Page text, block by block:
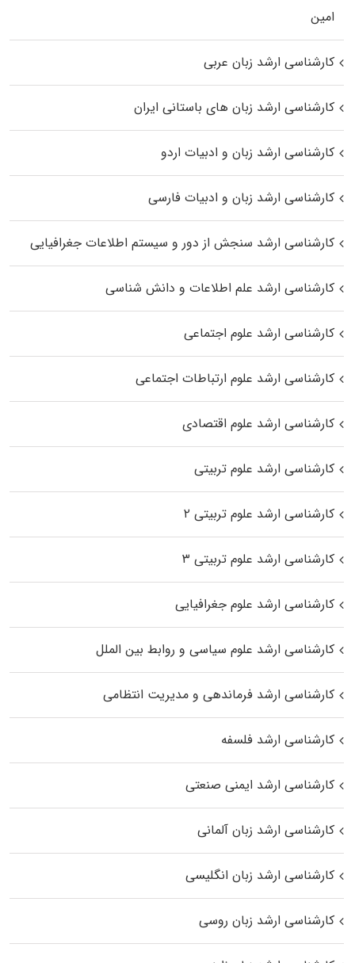
اﻣﻴﻦ
کارشناسی ارشد زبان عربی
کارشناسی ارشد زبان‌ های باستانی ایران
کارشناسی ارشد زبان و ادبیات اردو
کارشناسی ارشد زبان و ادبیات فارسی
کارشناسی ارشد سنجش از دور و سیستم اطلاعات جغرافیایی
کارشناسی ارشد علم اطلاعات و دانش شناسی
کارشناسی ارشد علوم اجتماعی
کارشناسی ارشد علوم ارتباطات اجتماعی
کارشناسی ارشد علوم اقتصادی
کارشناسی ارشد علوم تربیتی
کارشناسی ارشد علوم تربیتی ۲
کارشناسی ارشد علوم تربیتی ۳
کارشناسی ارشد علوم جغرافیایی
کارشناسی ارشد علوم سیاسی و روابط بین الملل
کارشناسی ارشد فرماندهی و مدیریت انتظامی
کارشناسی ارشد فلسفه
کارشناسی ارشد ایمنی صنعتی
کارشناسی ارشد زبان آلمانی
کارشناسی ارشد زبان انگلیسی
کارشناسی ارشد زبان روسی